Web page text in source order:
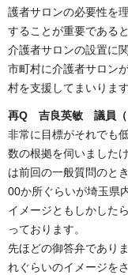
護者サロンの必要性を
することが重要である
介護者サロンの設置に
市町村に介護者サロン
村を支援してまいります
再Q 吉良英敏 議員（
非常に目標がそれでも
数の根拠を伺いました
は前回の一般質問のと
00か所ぐらいが埼玉県
イメージともしかした
っております。
先ほどの御答弁であり
れぐらいのイメージを